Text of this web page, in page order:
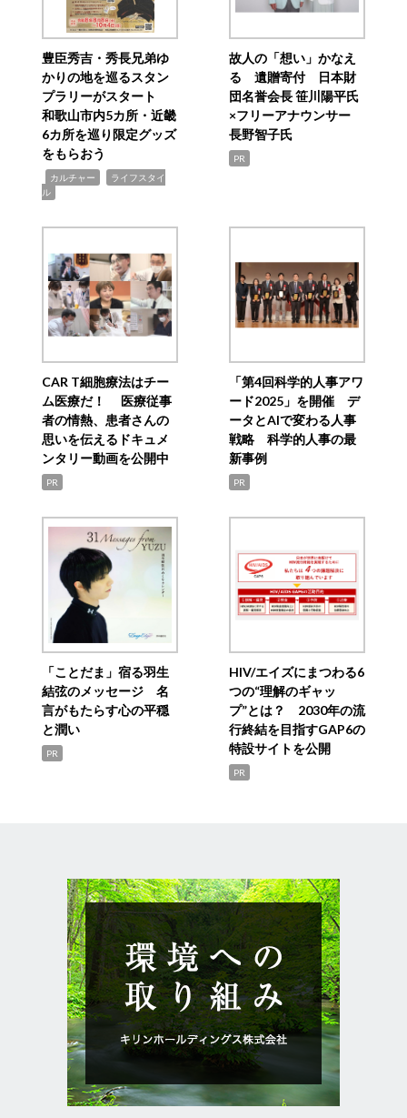
豊臣秀吉・秀長兄弟ゆ
かりの地を巡るスタン
プラリーがスタート
和歌山市内5カ所・近畿
6カ所を巡り限定グッズ
をもらおう
カルチャー
ライフスタイ
ル
故人の「想い」かなえ
る 遺贈寄付 日本財
団名誉会長 笹川陽平氏
×フリーアナウンサー
長野智子氏
PR
CAR T細胞療法はチー
ム医療だ！ 医療従事
者の情熱、患者さんの
思いを伝えるドキュメ
ンタリー動画を公開中
PR
「第4回科学的人事アワ
ード2025」を開催 デ
ータとAIで変わる人事
戦略 科学的人事の最
新事例
PR
「ことだま」宿る羽生
結弦のメッセージ 名
言がもたらす心の平穏
と潤い
PR
HIV/エイズにまつわる6
つの“理解のギャッ
プ”とは？ 2030年の流
行終結を目指すGAP6の
特設サイトを公開
PR